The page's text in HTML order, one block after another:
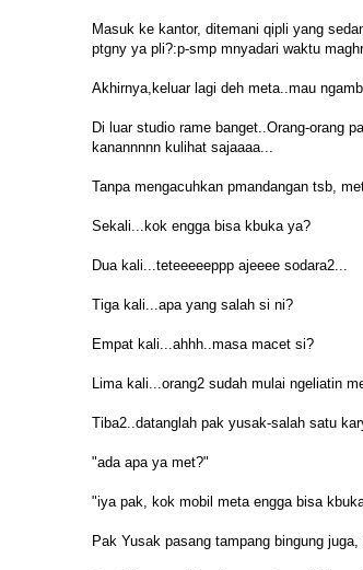
Masuk ke kantor, ditemani qipli yang
ptgny ya pli?:p-smp mnyadari waktu
Akhirnya,keluar lagi deh meta..mau
Di luar studio rame banget..Orang-orang
kanannnnn kulihat sajaaaa...
Tanpa mengacuhkan pmandangan tsb,
Sekali...kok engga bisa kbuka ya?
Dua kali...teteeeeeppp ajeeee sodara2...
Tiga kali...apa yang salah si ni?
Empat kali...ahhh..masa macet si?
Lima kali...orang2 sudah mulai ngeliatin
Tiba2..datanglah pak yusak-salah satu
"ada apa ya met?"
"iya pak, kok mobil meta engga bisa
Pak Yusak pasang tampang bingung